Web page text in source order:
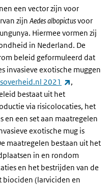
een vector zijn voor
zijn Aedes albopictusvoor
Hiermee vormen zij
in Nederland. De
beleid geformuleerd dat
invasieve exotische muggen
2021 (externe
,
link)bestaat uit het
via risicolocaties, het
een set aan maatregelen
exotische mug is
maatregelen bestaan uit het
in en rondom
en het bestrijden van de
biociden (larviciden en